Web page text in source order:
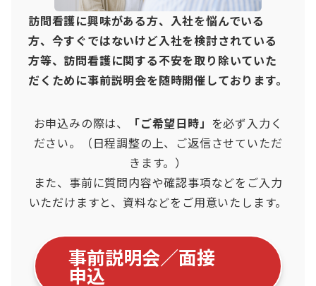
訪問看護に興味がある方、入社を悩んでいる
方、今すぐではないけど入社を検討されている
方等、訪問看護に関する不安を取り除いていた
だくために事前説明会を随時開催しております。
お申込みの際は、 「ご希望日時」 を必ず入力く
ださい。（日程調整の上、ご返信させていただ
きます。）
また、事前に質問内容や確認事項などをご入力
いただけますと、資料などをご用意いたします。
事前説明会／面接
申込